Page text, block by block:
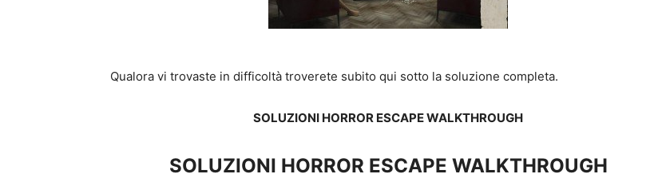
Qualora vi trovaste in difficoltà troverete subito qui sotto la soluzione completa.
SOLUZIONI HORROR ESCAPE WALKTHROUGH
SOLUZIONI HORROR ESCAPE WALKTHROUGH